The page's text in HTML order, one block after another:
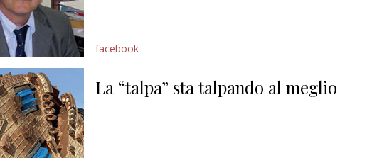
facebook
La “talpa” sta talpando al meglio